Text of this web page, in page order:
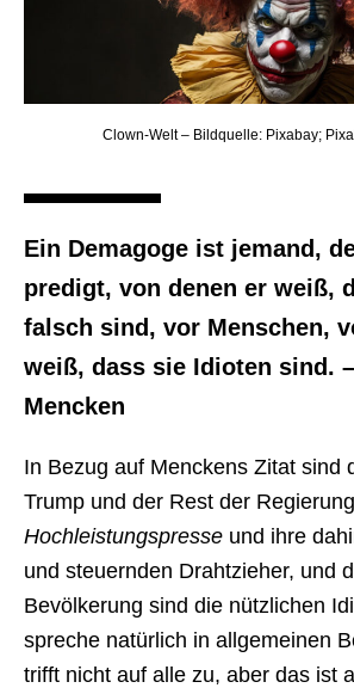
Clown-Welt – Bildquelle: Pixabay;
Ein Demagoge ist jemand,
predigt, von denen er weiß,
falsch sind, vor Menschen,
weiß, dass sie Idioten sind.
Mencken
In Bezug auf Menckens Zitat sind
Trump und der Rest der
Hochleistungspresse und ihre
und steuernden Drahtzieher, und
Bevölkerung sind die nützlichen
spreche natürlich in allgemeinen
trifft nicht auf alle zu, aber das ist